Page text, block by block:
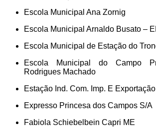
Escola Municipal Ana Zornig
Escola Municipal Arnaldo Busato –
Escola Municipal de Estação do
Escola Municipal do Campo
Rodrigues Machado
Estação Ind. Com. Imp. E
Expresso Princesa dos Campos S/A
Fabiola Schiebelbein Capri ME